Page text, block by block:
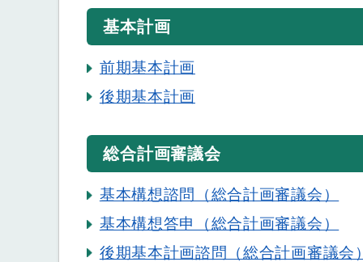
基本計画
前期基本計画
後期基本計画
総合計画審議会
基本構想諮問（総合計画審議会）
基本構想答申（総合計画審議会）
後期基本計画諮問（総合計画審議会